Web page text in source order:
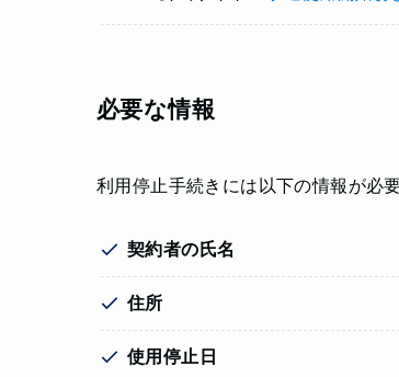
必要な情報
利用停止手続きには以下の情報が必要
契約者の氏名
住所
使用停止日